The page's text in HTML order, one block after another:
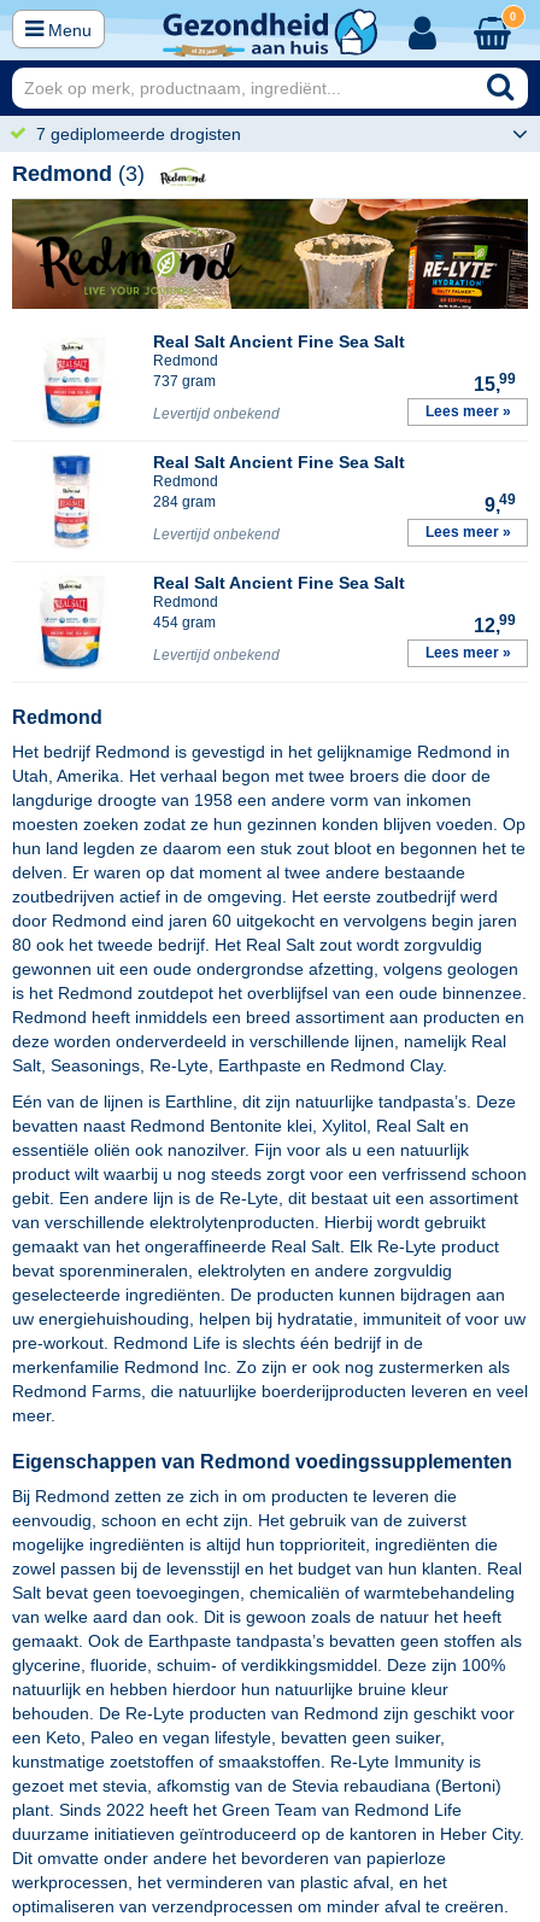
Menu
0
7 gediplomeerde drogisten
Redmond (3)
Real Salt Ancient Fine Sea Salt
Redmond
737 gram
15,99
Levertijd onbekend Lees meer »
Real Salt Ancient Fine Sea Salt
Redmond
284 gram
9,49
Levertijd onbekend Lees meer »
Real Salt Ancient Fine Sea Salt
Redmond
454 gram
12,99
Levertijd onbekend Lees meer »
Redmond
Het bedrijf Redmond is gevestigd in het gelijknamige Redmond in
Utah, Amerika. Het verhaal begon met twee broers die door de
langdurige droogte van 1958 een andere vorm van inkomen
moesten zoeken zodat ze hun gezinnen konden blijven voeden. Op
hun land legden ze daarom een stuk zout bloot en begonnen het te
delven. Er waren op dat moment al twee andere bestaande
zoutbedrijven actief in de omgeving. Het eerste zoutbedrijf werd
door Redmond eind jaren 60 uitgekocht en vervolgens begin jaren
80 ook het tweede bedrijf. Het Real Salt zout wordt zorgvuldig
gewonnen uit een oude ondergrondse afzetting, volgens geologen
is het Redmond zoutdepot het overblijfsel van een oude binnenzee.
Redmond heeft inmiddels een breed assortiment aan producten en
deze worden onderverdeeld in verschillende lijnen, namelijk Real
Salt, Seasonings, Re-Lyte, Earthpaste en Redmond Clay.
Eén van de lijnen is Earthline, dit zijn natuurlijke tandpasta’s. Deze
bevatten naast Redmond Bentonite klei, Xylitol, Real Salt en
essentiële oliën ook nanozilver. Fijn voor als u een natuurlijk
product wilt waarbij u nog steeds zorgt voor een verfrissend schoon
gebit. Een andere lijn is de Re-Lyte, dit bestaat uit een assortiment
van verschillende elektrolytenproducten. Hierbij wordt gebruikt
gemaakt van het ongeraffineerde Real Salt. Elk Re-Lyte product
bevat sporenmineralen, elektrolyten en andere zorgvuldig
geselecteerde ingrediënten. De producten kunnen bijdragen aan
uw energiehuishouding, helpen bij hydratatie, immuniteit of voor uw
pre-workout. Redmond Life is slechts één bedrijf in de
merkenfamilie Redmond Inc. Zo zijn er ook nog zustermerken als
Redmond Farms, die natuurlijke boerderijproducten leveren en veel
meer.
Eigenschappen van Redmond voedingssupplementen
Bij Redmond zetten ze zich in om producten te leveren die
eenvoudig, schoon en echt zijn. Het gebruik van de zuiverst
mogelijke ingrediënten is altijd hun topprioriteit, ingrediënten die
zowel passen bij de levensstijl en het budget van hun klanten. Real
Salt bevat geen toevoegingen, chemicaliën of warmtebehandeling
van welke aard dan ook. Dit is gewoon zoals de natuur het heeft
gemaakt. Ook de Earthpaste tandpasta’s bevatten geen stoffen als
glycerine, fluoride, schuim- of verdikkingsmiddel. Deze zijn 100%
natuurlijk en hebben hierdoor hun natuurlijke bruine kleur
behouden. De Re-Lyte producten van Redmond zijn geschikt voor
een Keto, Paleo en vegan lifestyle, bevatten geen suiker,
kunstmatige zoetstoffen of smaakstoffen. Re-Lyte Immunity is
gezoet met stevia, afkomstig van de Stevia rebaudiana (Bertoni)
plant. Sinds 2022 heeft het Green Team van Redmond Life
duurzame initiatieven geïntroduceerd op de kantoren in Heber City.
Dit omvatte onder andere het bevorderen van papierloze
werkprocessen, het verminderen van plastic afval, en het
optimaliseren van verzendprocessen om minder afval te creëren.